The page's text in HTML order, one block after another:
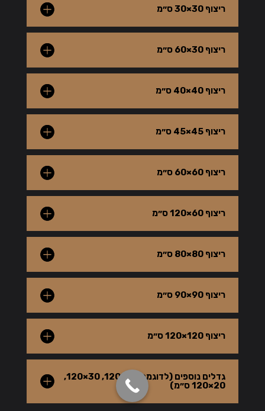
ריצוף 30×30 ס״מ
ריצוף 30×60 ס״מ
ריצוף 40×40 ס״מ
ריצוף 45×45 ס״מ
ריצוף 60×60 ס״מ
ריצוף 60×120 ס״מ
ריצוף 80×80 ס״מ
ריצוף 90×90 ס״מ
ריצוף 120×120 ס״מ
גדלים נוספים (לדוגמה 40×120, 30×120,
20×120 ס״מ)